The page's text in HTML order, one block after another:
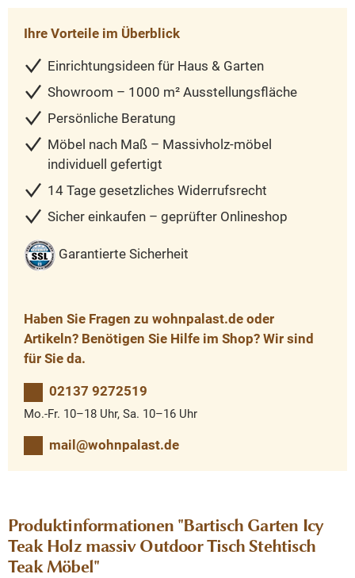
Ihre Vorteile im Überblick
Einrichtungsideen für Haus & Garten
Showroom – 1000 m² Ausstellungsfläche
Persönliche Beratung
Möbel nach Maß – Massivholz-möbel
individuell gefertigt
14 Tage gesetzliches Widerrufsrecht
Sicher einkaufen – geprüfter Onlineshop
Garantierte Sicherheit
Haben Sie Fragen zu wohnpalast.de oder
Artikeln? Benötigen Sie Hilfe im Shop? Wir sind
für Sie da.
02137 9272519
Mo.-Fr. 10–18 Uhr, Sa. 10–16 Uhr
mail@wohnpalast.de
Produktinformationen "Bartisch Garten Icy
Teak Holz massiv Outdoor Tisch Stehtisch
Teak Möbel"